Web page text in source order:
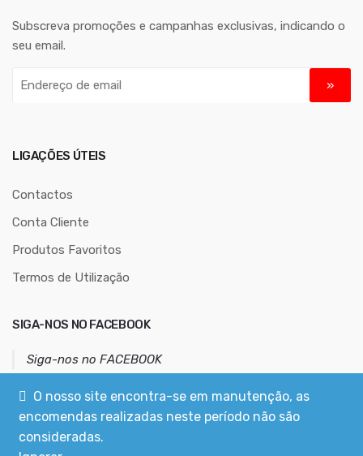
Subscreva promoções e campanhas exclusivas, indicando o
seu email.
r
ç
e
e
i
LIGAÇÕES ÚTEIS
Contactos
Conta Cliente
Produtos Favoritos
Termos de Utilização
SIGA-NOS NO FACEBOOK
Siga-nos no FACEBOOK
Error: Infinite loop, do not include widget into itself.
O nosso site encontra-se em manutenção, as
encomendas realizadas neste período não são
consideradas.